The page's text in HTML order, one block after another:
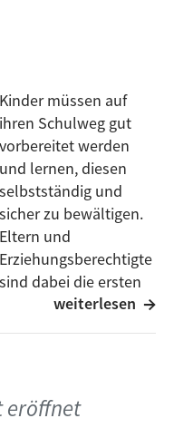
im Land
ein Ulmer mit
der
gegenüber
sich für ein Interview
Das Gespräch hat
Entwicklungen gibt
.
Kinder müssen auf
ihren Schulweg gut
vorbereitet werden
und lernen, diesen
selbstständig und
sicher zu bewältigen.
Eltern und
Erziehungsberechtigte
sind dabei die ersten
und wichtigsten
auf diesem
weiterlesen
eröffnet